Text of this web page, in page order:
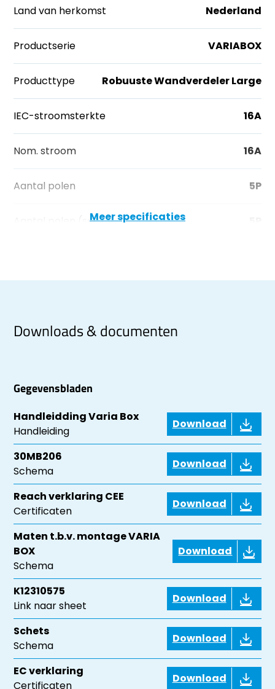
Land van herkomst Nederland
Productserie VARIABOX
Producttype Robuuste Wandverdeler Large
IEC-stroomsterkte 16A
Nom. stroom 16A
Aantal polen 5P
Aantal polen (sec)Meer specificaties
Downloads & documenten
Gegevensbladen
Handleidding Varia Box
Handleiding
Download
30MB206
Schema
Download
Reach verklaring CEE
Certificaten
Download
Maten t.b.v. montage VARIA
BOX
Schema
Download
K12310575
Link naar sheet
Download
Schets
Schema
Download
EC verklaring
Certificaten
Download